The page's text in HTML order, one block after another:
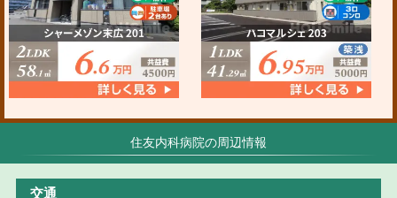
住友内科病院の周辺情報
交通